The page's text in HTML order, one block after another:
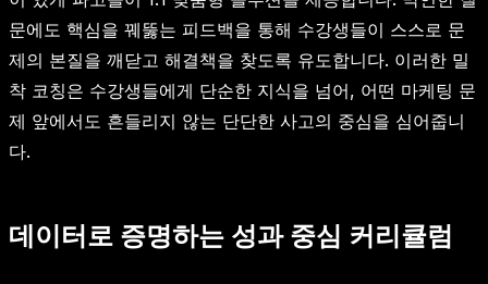
문에도 핵심을 꿰뚫는 피드백을 통해 수강생들이 스스로 문
제의 본질을 깨닫고 해결책을 찾도록 유도합니다. 이러한 밀
착 코칭은 수강생들에게 단순한 지식을 넘어, 어떤 마케팅 문
제 앞에서도 흔들리지 않는 단단한 사고의 중심을 심어줍니
다.
데이터로 증명하는 성과 중심 커리큘럼